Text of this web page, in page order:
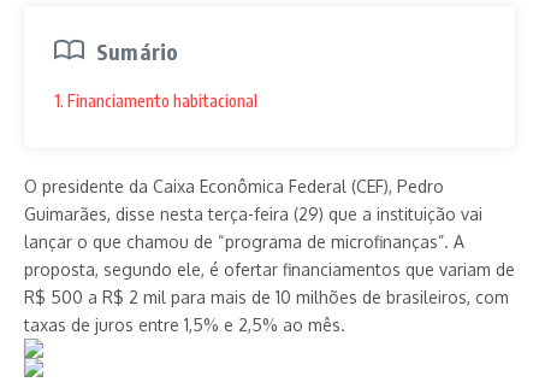
Sumário
1. Financiamento habitacional
O presidente da Caixa Econômica Federal (CEF), Pedro
Guimarães, disse nesta terça-feira (29) que a instituição vai
lançar o que chamou de “programa de microfinanças”. A
proposta, segundo ele, é ofertar financiamentos que variam de
R$ 500 a R$ 2 mil para mais de 10 milhões de brasileiros, com
taxas de juros entre 1,5% e 2,5% ao mês.